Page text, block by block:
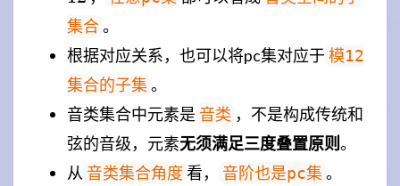
n
12
集合。
根据对应关系，也可以将pc集对应于 模12
集合的子集 。
音类集合中元素是 音类 ，不是构成传统和
弦的音级，元素无须满足三度叠置原则。
从 音类集合角度 看， 音阶也是pc集 。